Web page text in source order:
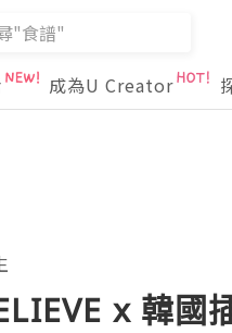
成為U Creator
x 韓國